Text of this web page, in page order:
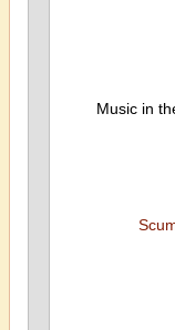
Music in